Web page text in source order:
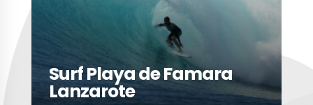
Surf Playa de Famara
Lanzarote